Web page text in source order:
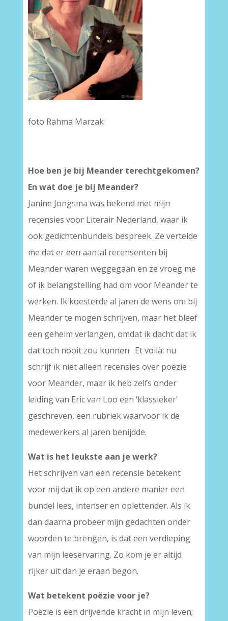
foto Rahma Marzak
Hoe ben je bij Meander terechtgekomen?
En wat doe je bij Meander?
Janine Jongsma was bekend met mijn
recensies voor Literair Nederland, waar ik
ook gedichtenbundels bespreek. Ze vertelde
me dat er een aantal recensenten bij
Meander waren weggegaan en ze vroeg me
of ik belangstelling had om voor Meander te
werken. Ik koesterde al jaren de wens om bij
Meander te mogen schrijven, maar het bleef
een geheim verlangen, omdat ik dacht dat ik
dat toch nooit zou kunnen. Et voilà: nu
schrijf ik niet alleen recensies over poëzie
voor Meander, maar ik heb zelfs onder
leiding van Eric van Loo een ‘klassieker’
geschreven, een rubriek waarvoor ik de
medewerkers al jaren benijdde.
Wat is het leukste aan je werk?
Het schrijven van een recensie betekent
voor mij dat ik op een andere manier een
bundel lees, intenser en oplettender. Als ik
dan daarna probeer mijn gedachten onder
woorden te brengen, is dat een verdieping
van mijn leeservaring. Zo kom je er altijd
rijker uit dan je eraan begon.
Wat betekent poëzie voor je?
Poëzie is een drijvende kracht in mijn leven;